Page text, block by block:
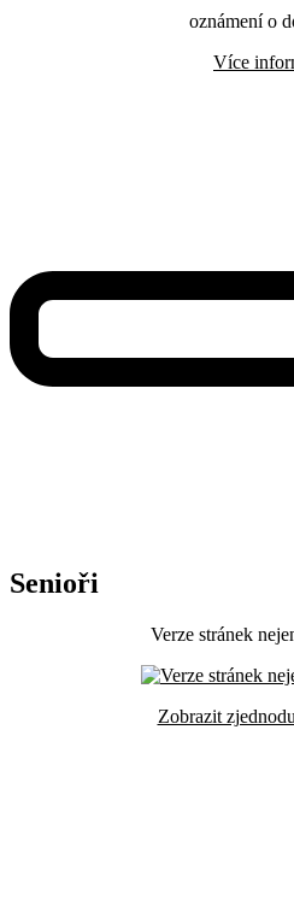
oznámení o
Více
Senioři
Verze stránek
Zobrazit